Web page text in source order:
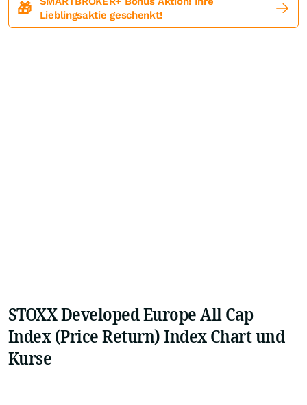
🎁
Lieblingsaktie geschenkt!
STOXX Developed Europe All Cap
Index (Price Return) Index Chart und
Kurse